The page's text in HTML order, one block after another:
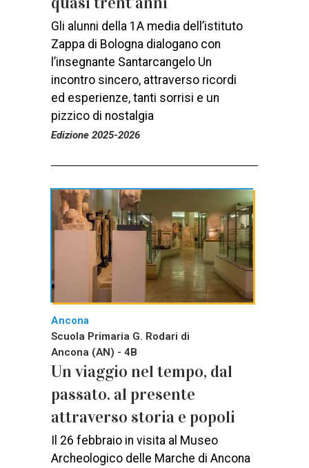
Gli alunni della 1A media dell’istituto
Zappa di Bologna dialogano con
l’insegnante Santarcangelo Un
incontro sincero, attraverso ricordi
ed esperienze, tanti sorrisi e un
pizzico di nostalgia
Edizione 2025-2026
Ancona
Scuola Primaria G. Rodari di
Ancona (AN) - 4B
Un viaggio nel tempo, dal
passato. al presente
attraverso storia e popoli
Il 26 febbraio in visita al Museo
Archeologico delle Marche di Ancona